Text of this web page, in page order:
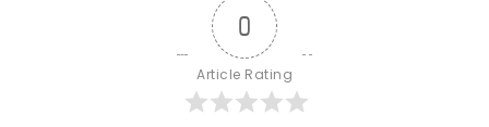
0
Article Rating